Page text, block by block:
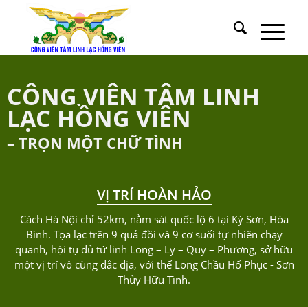
CÔNG VIÊN TÂM LINH
LẠC HỒNG VIÊN
– TRỌN MỘT CHỮ TÌNH
VỊ TRÍ HOÀN HẢO
Cách Hà Nội chỉ 52km, nằm sát quốc lộ 6 tại Kỳ Sơn, Hòa
Bình. Tọa lạc trên 9 quả đồi và 9 cơ suối tự nhiên chạy
quanh, hội tụ đủ tứ linh Long – Ly – Quy – Phương, sở hữu
một vị trí vô cùng đắc địa, với thế Long Chầu Hổ Phục - Sơn
Thủy Hữu Tình.